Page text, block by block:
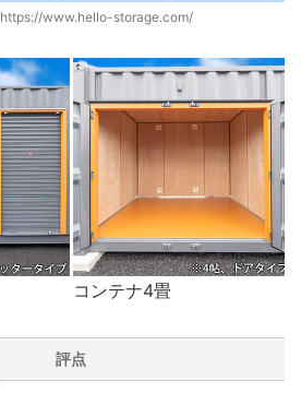
https://www.hello-storage.com/
コンテナ4畳
評点